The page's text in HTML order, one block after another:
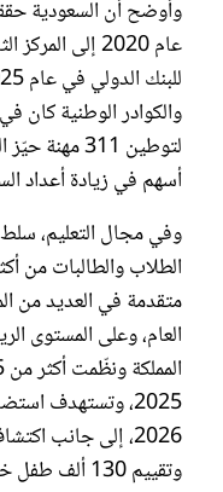
عام 2020 إلى
أسهم في زيادة أعداد
وفي مجال التعليم،
متقدمة في العديد من
العام، وعلى المستوى
2026، إلى جانب
وتقييم 130 ألف طفل خلال العام المقبل".